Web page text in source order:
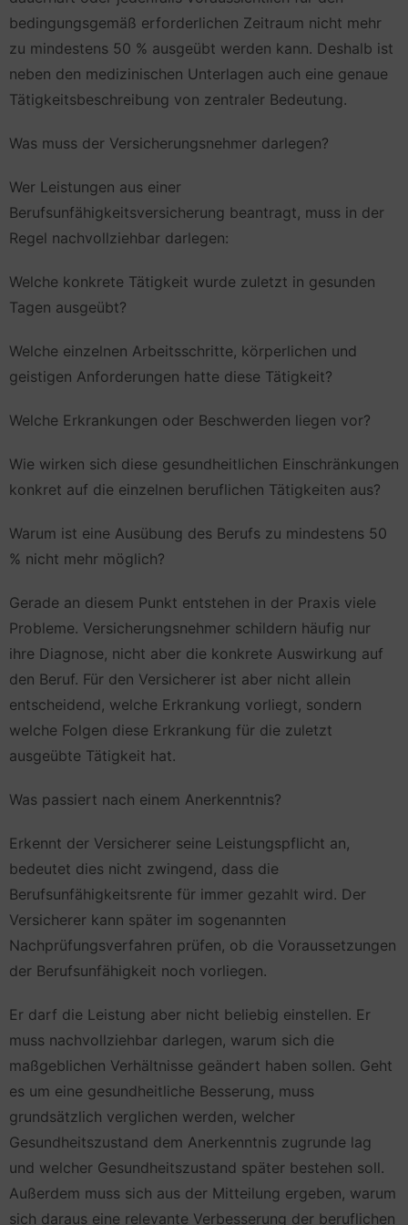
bedingungsgemäß erforderlichen Zeitraum nicht mehr
zu mindestens 50 % ausgeübt werden kann. Deshalb ist
neben den medizinischen Unterlagen auch eine genaue
Tätigkeitsbeschreibung von zentraler Bedeutung.
Was muss der Versicherungsnehmer darlegen?
Wer Leistungen aus einer
Berufsunfähigkeitsversicherung beantragt, muss in der
Regel nachvollziehbar darlegen:
Welche konkrete Tätigkeit wurde zuletzt in gesunden
Tagen ausgeübt?
Welche einzelnen Arbeitsschritte, körperlichen und
geistigen Anforderungen hatte diese Tätigkeit?
Welche Erkrankungen oder Beschwerden liegen vor?
Wie wirken sich diese gesundheitlichen Einschränkungen
konkret auf die einzelnen beruflichen Tätigkeiten aus?
Warum ist eine Ausübung des Berufs zu mindestens 50
% nicht mehr möglich?
Gerade an diesem Punkt entstehen in der Praxis viele
Probleme. Versicherungsnehmer schildern häufig nur
ihre Diagnose, nicht aber die konkrete Auswirkung auf
den Beruf. Für den Versicherer ist aber nicht allein
entscheidend, welche Erkrankung vorliegt, sondern
welche Folgen diese Erkrankung für die zuletzt
ausgeübte Tätigkeit hat.
Was passiert nach einem Anerkenntnis?
Erkennt der Versicherer seine Leistungspflicht an,
bedeutet dies nicht zwingend, dass die
Berufsunfähigkeitsrente für immer gezahlt wird. Der
Versicherer kann später im sogenannten
Nachprüfungsverfahren prüfen, ob die Voraussetzungen
der Berufsunfähigkeit noch vorliegen.
Er darf die Leistung aber nicht beliebig einstellen. Er
muss nachvollziehbar darlegen, warum sich die
maßgeblichen Verhältnisse geändert haben sollen. Geht
es um eine gesundheitliche Besserung, muss
grundsätzlich verglichen werden, welcher
Gesundheitszustand dem Anerkenntnis zugrunde lag
und welcher Gesundheitszustand später bestehen soll.
Außerdem muss sich aus der Mitteilung ergeben, warum
sich daraus eine relevante Verbesserung der beruflichen